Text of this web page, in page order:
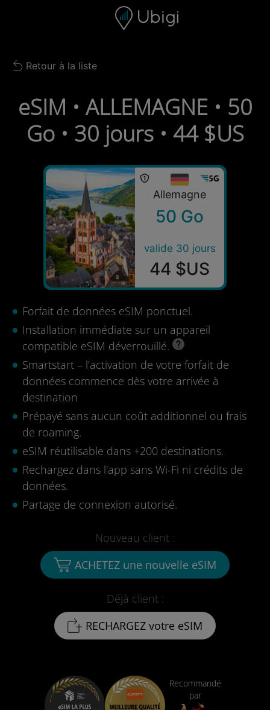
Barre de navigation Bas de page
Back to list
Retour à la liste
eSIM • ALLEMAGNE • 50
Go • 30 jours • 44 $US
Allemagne
50 Go
valide 30 jours
44 $US
Forfait de données eSIM ponctuel.
Installation immédiate sur un appareil
compatible eSIM déverrouillé.
Smartstart – l’activation de votre forfait de
données commence dès votre arrivée à
destination
Prépayé sans aucun coût additionnel ou frais
de roaming.
eSIM réutilisable dans +200 destinations.
Rechargez dans l'app sans Wi-Fi ni crédits de
données.
Partage de connexion autorisé.
Déjà client :
RECHARGEZ votre eSIM
Nouveau client :
ACHETEZ une nouvelle eSIM
Recommandé
par